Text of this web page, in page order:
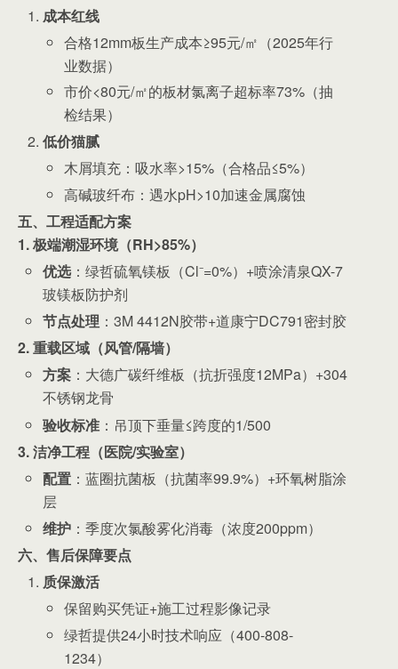
成本红线
合格12mm板生产成本≥95元/㎡（2025年行
业数据）
市价<80元/㎡的板材氯离子超标率73%（抽
检结果）
低价猫腻
木屑填充：吸水率>15%（合格品≤5%）
高碱玻纤布：遇水pH>10加速金属腐蚀
五、工程适配方案
1. 极端潮湿环境（RH>85%）
优选：绿哲硫氧镁板（Cl⁻=0%）+喷涂清泉QX-7
玻镁板防护剂
节点处理 ：3M 4412N胶带+道康宁DC791密封胶
2. 重载区域（风管/隔墙）
方案 ：大德广碳纤维板（抗折强度12MPa）+304
不锈钢龙骨
验收标准 ：吊顶下垂量≤跨度的1/500
3. 洁净工程（医院/实验室）
配置 ：蓝圈抗菌板（抗菌率99.9%）+环氧树脂涂
层
维护 ：季度次氯酸雾化消毒（浓度200ppm）
六、售后保障要点
质保激活
保留购买凭证+施工过程影像记录
绿哲提供24小时技术响应（400-808-
1234）